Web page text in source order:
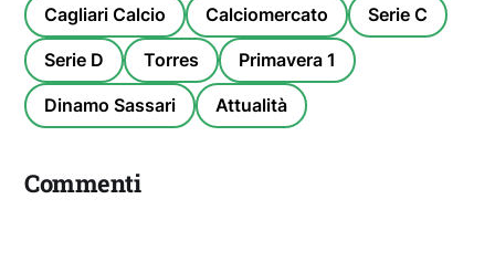
Cagliari Calcio Calciomercato Serie C
Serie D Torres Primavera 1
Dinamo Sassari Attualità
Commenti